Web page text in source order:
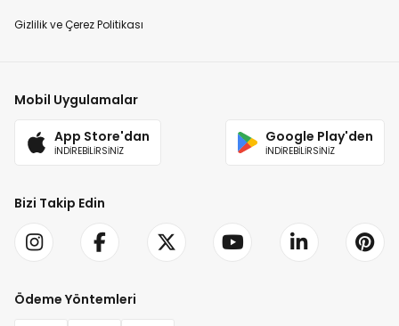
Gizlilik ve Çerez Politikası
Mobil Uygulamalar
App Store'dan
İNDİREBİLİRSİNİZ
Google Play'den
İNDİREBİLİRSİNİZ
Bizi Takip Edin
Ödeme Yöntemleri